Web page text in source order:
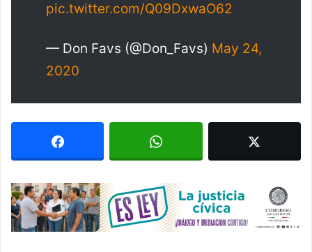
pic.twitter.com/Q09DxwaO62
— Don Favs (@Don_Favs) May 24,
2020